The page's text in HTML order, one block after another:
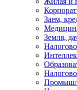
Заем,
Земля,